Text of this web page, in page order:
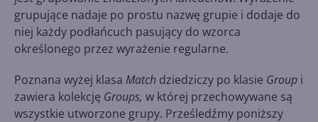
grupujące nadaje po prostu nazwę grupie i dodaje do
niej każdy podłańcuch pasujący do wzorca
określonego przez wyrażenie regularne.
Poznana wyżej klasa Match dziedziczy po klasie Group i
zawiera kolekcję Groups, w której przechowywane są
wszystkie utworzone grupy. Prześledźmy poniższy